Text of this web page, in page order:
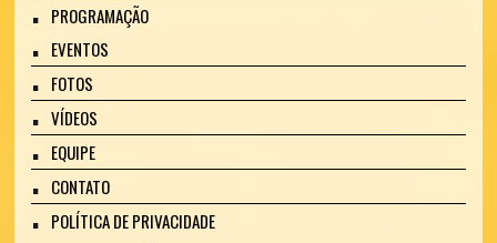
PROGRAMAÇÃO
EVENTOS
FOTOS
VÍDEOS
EQUIPE
CONTATO
POLÍTICA DE PRIVACIDADE